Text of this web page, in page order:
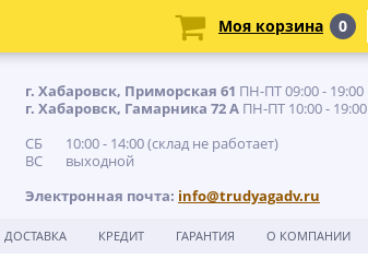
г. Хабаровск, Приморская 61 ПН-ПТ 09:00 - 19:00
г. Хабаровск, Гамарника 72 А ПН-ПТ 10:00 - 19:00
СБ 10:00 - 14:00 (склад не работает)
ВС выходной
Электронная почта: info@trudyagadv.ru
ДОСТАВКА КРЕДИТ ГАРАНТИЯ О КОМПАНИИ
Моя корзина 0